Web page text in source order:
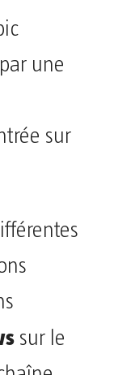
une
sur
sur le